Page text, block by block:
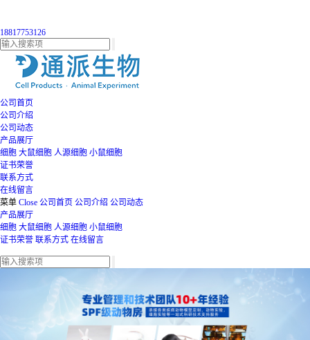
18817753126
公司首页
公司介绍
公司动态
产品展厅
细胞 大鼠细胞 人源细胞 小鼠细胞
证书荣誉
联系方式
在线留言
菜单 Close 公司首页 公司介绍 公司动态
产品展厅
细胞 大鼠细胞 人源细胞 小鼠细胞
证书荣誉 联系方式 在线留言